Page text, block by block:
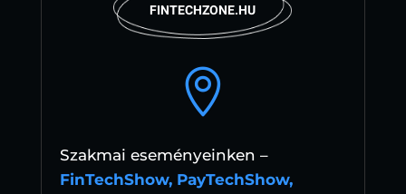
FINTECHZONE.HU

Szakmai eseményeinken –
FinTechShow, PayTechShow,